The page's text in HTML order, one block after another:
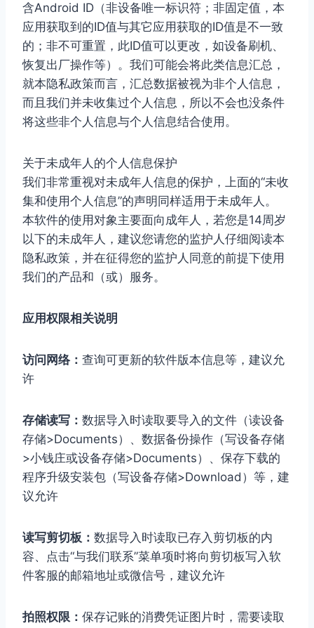
含Android ID（非设备唯一标识符；非固定值，本
应用获取到的ID值与其它应用获取的ID值是不一致
的；非不可重置，此ID值可以更改，如设备刷机、
恢复出厂操作等）。我们可能会将此类信息汇总，
就本隐私政策而言，汇总数据被视为非个人信息，
而且我们并未收集过个人信息，所以不会也没条件
将这些非个人信息与个人信息结合使用。
关于未成年人的个人信息保护
我们非常重视对未成年人信息的保护，上面的“未收
集和使用个人信息”的声明同样适用于未成年人。
本软件的使用对象主要面向成年人，若您是14周岁
以下的未成年人，建议您请您的监护人仔细阅读本
隐私政策，并在征得您的监护人同意的前提下使用
我们的产品和（或）服务。
应用权限相关说明
访问网络： 查询可更新的软件版本信息等，建议允
许
存储读写： 数据导入时读取要导入的文件（读设备
存储>Documents）、数据备份操作（写设备存储
>小钱庄或设备存储>Documents）、保存下载的
程序升级安装包（写设备存储>Download）等，建
议允许
读写剪切板： 数据导入时读取已存入剪切板的内
容、点击“与我们联系”菜单项时将向剪切板写入软
件客服的邮箱地址或微信号，建议允许
拍照权限： 保存记账的消费凭证图片时，需要读取